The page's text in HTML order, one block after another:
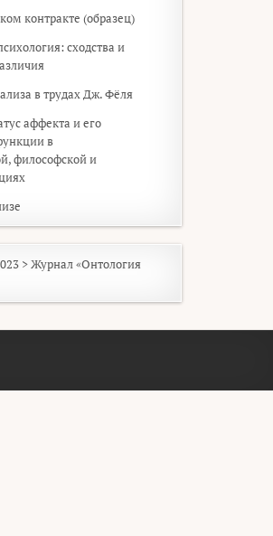
контракте (образец)
сходства и
в трудах Дж. Фёля
аффекта и его
в
философской и
>Журнал «Онтология